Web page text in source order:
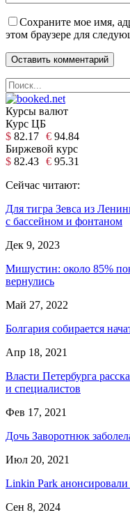
Сохраните мое имя,
этом браузере для
Курсы валют
Курс ЦБ
$ 82.17 € 94.84
Биржевой курс
$ 82.43 € 95.31
Сейчас читают:
Для тигра Зевса из
с бассейном и фонтаном
Дек 9, 2023
Мишустин: около 85%
вернулись
Май 27, 2022
Болгария собирается
Апр 18, 2021
Власти Петербурга
и специалистов
Фев 17, 2021
Дочь Заворотнюк
Июл 20, 2021
Linkin Park
Сен 8, 2024